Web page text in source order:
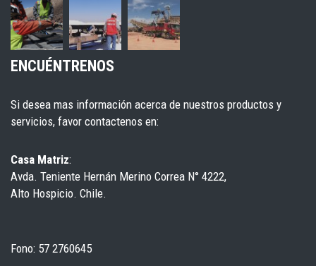
ENCUÉNTRENOS
Si desea mas información acerca de nuestros productos y
servicios, favor contactenos en:
Casa Matriz:
Avda. Teniente Hernán Merino Correa N° 4222,
Alto Hospicio. Chile.
Fono: 57 2760645